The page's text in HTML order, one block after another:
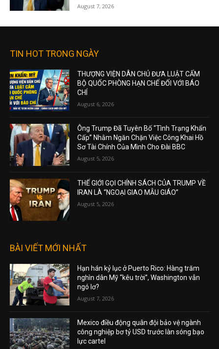
August 7, 2026
TIN HOT TRONG NGÀY
THƯỢNG VIỆN DÂN CHỦ ĐƯA LUẬT CẤM
BỘ QUỐC PHÒNG HẠN CHẾ ĐỐI VỚI BÁO
CHÍ
August 6, 2026
Ông Trump Đã Tuyên Bố “Tình Trạng Khẩn
Cấp” Nhằm Ngăn Chặn Việc Công Khai Hồ
Sơ Tài Chính Của Mình Cho Đài BBC
August 5, 2026
THẾ GIỚI GỌI CHÍNH SÁCH CỦA TRUMP VỀ
IRAN LÀ “NGOẠI GIAO MẪU GIÁO”
August 5, 2026
BÀI VIẾT MỚI NHẤT
Hạn hán kỷ lục ở Puerto Rico: Hàng trăm
nghìn dân Mỹ “kêu trời”, Washington vẫn
ngó lơ?
August 7, 2026
Mexico điều động quân đội bảo vệ ngành
công nghiệp bơ tỷ USD trước làn sóng bạo
lực cartel